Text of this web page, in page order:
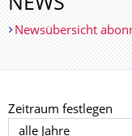
NEWS
Newsübersicht
Zeitraum festlegen
Jahr auswählen